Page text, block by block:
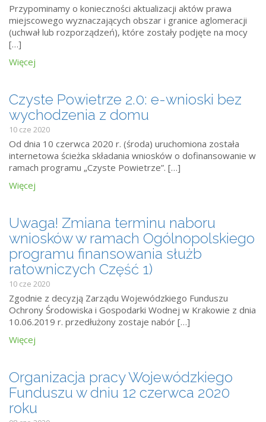
Przypominamy o konieczności aktualizacji aktów prawa
miejscowego wyznaczających obszar i granice aglomeracji
(uchwał lub rozporządzeń), które zostały podjęte na mocy
[…]
Więcej
Czyste Powietrze 2.0: e-wnioski bez
wychodzenia z domu
10 cze 2020
Od dnia 10 czerwca 2020 r. (środa) uruchomiona została
internetowa ścieżka składania wniosków o dofinansowanie w
ramach programu „Czyste Powietrze”. […]
Więcej
Uwaga! Zmiana terminu naboru
wniosków w ramach Ogólnopolskiego
programu finansowania służb
ratowniczych Część 1)
10 cze 2020
Zgodnie z decyzją Zarządu Wojewódzkiego Funduszu
Ochrony Środowiska i Gospodarki Wodnej w Krakowie z dnia
10.06.2019 r. przedłużony zostaje nabór […]
Więcej
Organizacja pracy Wojewódzkiego
Funduszu w dniu 12 czerwca 2020
roku